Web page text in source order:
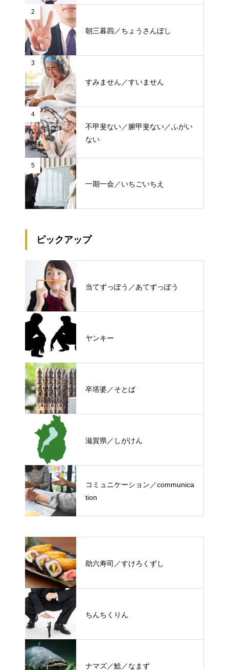
2
朝三暮四／ちょうさんぼし
3
すみません／すいません
4
不甲斐ない／腑甲斐ない／ふがい
ない
5
一期一会／いちごいちえ
ピックアップ
当てずっぽう／あてずっぽう
ヤンキー
卒塔婆／そとば
滋賀県／しがけん
コミュニケーション／communica
tion
助六寿司／すけろくずし
ちんちくりん
ナマズ／鯰／なまず